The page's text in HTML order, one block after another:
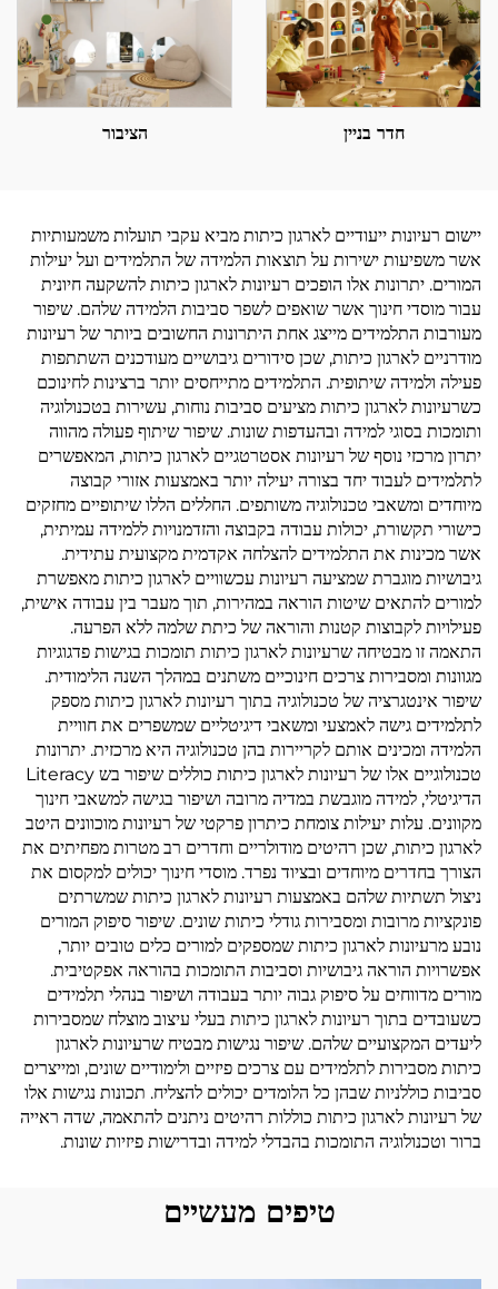
חדר בניין הציבור
יישום רעיונות ייעודיים לארגון כיתות מביא עקבי תועלות משמעותיות
אשר משפיעות ישירות על תוצאות הלמידה של התלמידים ועל יעילות
המורים. יתרונות אלו הופכים רעיונות לארגון כיתות להשקעה חיונית
עבור מוסדי חינוך אשר שואפים לשפר סביבות הלמידה שלהם. שיפור
מעורבות התלמידים מייצג אחת היתרונות החשובים ביותר של רעיונות
מודרניים לארגון כיתות, שכן סידורים גיבושיים מעודכנים השתתפות
פעילה ולמידה שיתופית. התלמידים מתייחסים יותר ברצינות לחינוכם
כשרעיונות לארגון כיתות מציעים סביבות נוחות, עשירות בטכנולוגיה
ותומכות בסוגי למידה ובהעדפות שונות. שיפור שיתוף פעולה מהווה
יתרון מרכזי נוסף של רעיונות אסטרטגיים לארגון כיתות, המאפשרים
לתלמידים לעבוד יחד בצורה יעילה יותר באמצעות אזורי קבוצה
מיוחדים ומשאבי טכנולוגיה משותפים. החללים הללו שיתופיים מחזקים
כישורי תקשורת, יכולות עבודה בקבוצה והזדמנויות ללמידה עמיתית,
אשר מכינות את התלמידים להצלחה אקדמית מקצועית עתידית.
גיבושיות מוגברת שמציעה רעיונות עכשוויים לארגון כיתות מאפשרת
למורים להתאים שיטות הוראה במהירות, תוך מעבר בין עבודה אישית,
פעילויות לקבוצות קטנות והוראה של כיתת שלמה ללא הפרעה.
התאמה זו מבטיחה שרעיונות לארגון כיתות תומכות בגישות פדגוגיות
מגוונות ומסבירות צרכים חינוכיים משתנים במהלך השנה הלימודית.
שיפור אינטגרציה של טכנולוגיה בתוך רעיונות לארגון כיתות מספק
לתלמידים גישה לאמצעי ומשאבי דיגיטליים שמשפרים את חוויית
הלמידה ומכינים אותם לקריירות בהן טכנולוגיה היא מרכזית. יתרונות
טכנולוגיים אלו של רעיונות לארגון כיתות כוללים שיפור בש Literacy
הדיגיטלי, למידה מוגבשת במדיה מרובה ושיפור בגישה למשאבי חינוך
מקוונים. עלות יעילות צומחת כיתרון פרקטי של רעיונות מוכוונים היטב
לארגון כיתות, שכן רהיטים מודולריים וחדרים רב מטרות מפחיתים את
הצורך בחדרים מיוחדים ובציוד נפרד. מוסדי חינוך יכולים למקסום את
ניצול תשתיות שלהם באמצעות רעיונות לארגון כיתות שמשרתים
פונקציות מרובות ומסבירות גודלי כיתות שונים. שיפור סיפוק המורים
נובע מרעיונות לארגון כיתות שמספקים למורים כלים טובים יותר,
אפשרויות הוראה גיבושיות וסביבות התומכות בהוראה אפקטיבית.
מורים מדווחים על סיפוק גבוה יותר בעבודה ושיפור בנהלי תלמידים
כשעובדים בתוך רעיונות לארגון כיתות בעלי עיצוב מוצלח שמסבירות
ליעדים המקצועיים שלהם. שיפור נגישות מבטיח שרעיונות לארגון
כיתות מסבירות לתלמידים עם צרכים פיזיים ולימודיים שונים, ומייצרים
סביבות כוללניות שבהן כל הלומדים יכולים להצליח. תכונות נגישות אלו
של רעיונות לארגון כיתות כוללות רהיטים ניתנים להתאמה, שדה ראייה
ברור וטכנולוגיה התומכות בהבדלי למידה ובדרישות פיזיות שונות.
טיפים מעשיים